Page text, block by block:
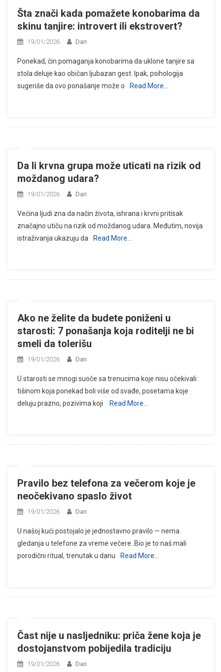
Šta znači kada pomažete konobarima da
skinu tanjire: introvert ili ekstrovert?
19/01/2026 Dan
Ponekad, čin pomaganja konobarima da uklone tanjire sa
stola deluje kao običan ljubazan gest. Ipak, psihologija
sugeriše da ovo ponašanje može o
Read More…
Da li krvna grupa može uticati na rizik od
moždanog udara?
19/01/2026 Dan
Većina ljudi zna da način života, ishrana i krvni pritisak
značajno utiču na rizik od moždanog udara. Međutim, novija
istraživanja ukazuju da
Read More…
Ako ne želite da budete poniženi u
starosti: 7 ponašanja koja roditelji ne bi
smeli da tolerišu
19/01/2026 Dan
U starosti se mnogi suoče sa trenucima koje nisu očekivali:
tišinom koja ponekad boli više od svađe, posetama koje
deluju prazno, pozivima koji
Read More…
Pravilo bez telefona za večerom koje je
neočekivano spaslo život
19/01/2026 Dan
U našoj kući postojalo je jednostavno pravilo — nema
gledanja u telefone za vreme večere. Bio je to naš mali
porodični ritual, trenutak u danu
Read More…
Čast nije u nasljedniku: priča žene koja je
dostojanstvom pobijedila tradiciju
19/01/2026 Dan